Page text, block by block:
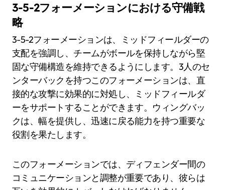
3-5-2フォーメーションにおける守備戦
略
3-5-2フォーメーションは、ミッドフィールダーの
支配を強調し、チームがボールを保持しながら堅
固な守備構造を維持できるようにします。3人のセ
ンターバックを持つこのフォーメーションは、直
接的な攻撃に効果的に対処し、ミッドフィールダ
ーをサポートすることができます。ウィングバッ
クは、幅を提供し、迅速に戻る能力を持つ重要な
役割を果たします。
このフォーメーションでは、ディフェンダー間の
コミュニケーションと調整が重要であり、彼らは